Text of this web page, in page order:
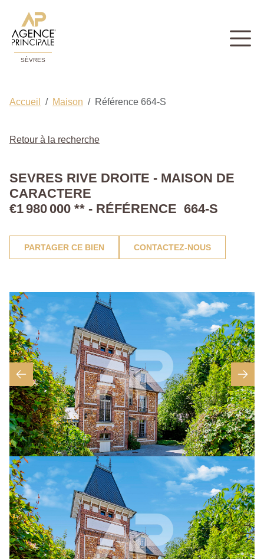
SÈVRES
Accueil Maison Référence 664-S
Retour à la recherche
SEVRES RIVE DROITE - MAISON DE
CARACTERE
€1 980 000 ** - RÉFÉRENCE 664-S
PARTAGER CE BIEN CONTACTEZ-NOUS